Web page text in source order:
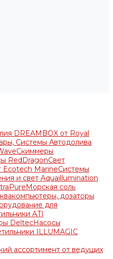
DREAMBOX от Royal
Системы Автодолива
Скиммеры
RedDragonСвет
Ecotech MarineСистемы
и свет Aquaillumination
Морская соль
дозаторы
для
ATI
DeltecНасосы
ILLUMAGIC
ассортимент от ведущих